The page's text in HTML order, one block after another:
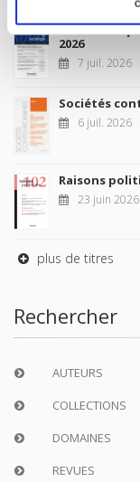
Revue
2026
7 juil. 2026
Sociétés
6 juil. 2026
Raisons
23 juin 2026
plus de titres
Rechercher
AUTEURS
COLLECTIONS
DOMAINES
REVUES